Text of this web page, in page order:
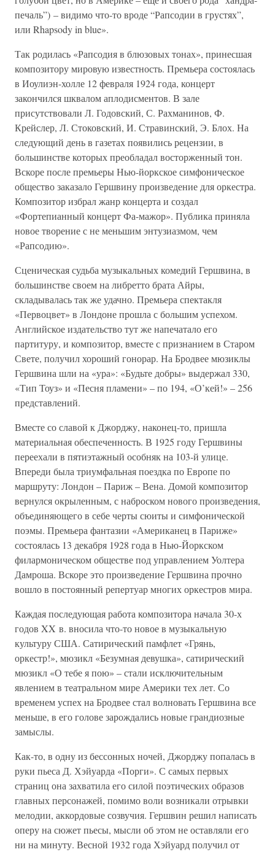
печаль”) – видимо что-то вроде “Рапсодии в грустях”,
или Rhapsody in blue».
Так родилась «Рапсодия в блюзовых тонах», принесшая
композитору мировую известность. Премьера состоялась
в Иоулиэн-холле 12 февраля 1924 года, концерт
закончился шквалом аплодисментов. В зале
присутствовали Л. Годовский, С. Рахманинов, Ф.
Крейслер, Л. Стоковский, И. Стравинский, Э. Блох. На
следующий день в газетах появились рецензии, в
большинстве которых преобладал восторженный тон.
Вскоре после премьеры Нью-йоркское симфоническое
общество заказало Гершвину произведение для оркестра.
Композитор избрал жанр концерта и создал
«Фортепианный концерт Фа-мажор». Публика приняла
новое творение с не меньшим энтузиазмом, чем
«Рапсодию».
Сценическая судьба музыкальных комедий Гершвина, в
большинстве своем на либретто брата Айры,
складывалась так же удачно. Премьера спектакля
«Первоцвет» в Лондоне прошла с большим успехом.
Английское издательство тут же напечатало его
партитуру, и композитор, вместе с признанием в Старом
Свете, получил хороший гонорар. На Бродвее мюзиклы
Гершвина шли на «ура»: «Будьте добры» выдержал 330,
«Тип Тоуз» и «Песня пламени» – по 194, «О’кей!» – 256
представлений.
Вместе со славой к Джорджу, наконец-то, пришла
материальная обеспеченность. В 1925 году Гершвины
переехали в пятиэтажный особняк на 103-й улице.
Впереди была триумфальная поездка по Европе по
маршруту: Лондон – Париж – Вена. Домой композитор
вернулся окрыленным, с наброском нового произведения,
объединяющего в себе черты сюиты и симфонической
поэмы. Премьера фантазии «Американец в Париже»
состоялась 13 декабря 1928 года в Нью-Йоркском
филармоническом обществе под управлением Уолтера
Дамроша. Вскоре это произведение Гершвина прочно
вошло в постоянный репертуар многих оркестров мира.
Каждая последующая работа композитора начала 30-х
годов XX в. вносила что-то новое в музыкальную
культуру США. Сатирический памфлет «Грянь,
оркестр!», мюзикл «Безумная девушка», сатирический
мюзикл «О тебе я пою» – стали исключительным
явлением в театральном мире Америки тех лет. Со
временем успех на Бродвее стал волновать Гершвина все
меньше, в его голове зарождались новые грандиозные
замыслы.
Как-то, в одну из бессонных ночей, Джорджу попалась в
руки пьеса Д. Хэйуарда «Порги». С самых первых
страниц она захватила его силой поэтических образов
главных персонажей, помимо воли возникали отрывки
мелодии, аккордовые созвучия. Гершвин решил написать
оперу на сюжет пьесы, мысли об этом не оставляли его
ни на минуту. Весной 1932 года Хэйуард получил от